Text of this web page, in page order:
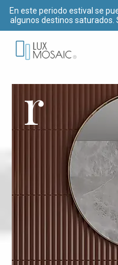
En este periodo estival se
algunos destinos saturados.
r